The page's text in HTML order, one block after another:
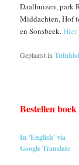
Daalhuizen, park
Middachten, Hof
en Sonsbeek.Hier
Geplaatst in
Bestellen boek
In 'English' via
Google Translate